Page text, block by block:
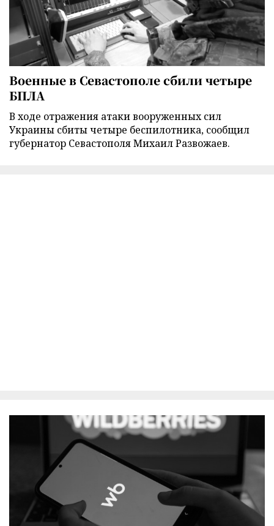
Военные в Севастополе сбили четыре
БПЛА
В ходе отражения атаки вооруженных сил
Украины сбиты четыре беспилотника, сообщил
губернатор Севастополя Михаил Развожаев.